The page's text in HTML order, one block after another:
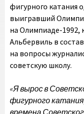
фигурного катания
выигравший
на Олимпиаде-1992,
Альбервиль в
на вопросы
советскую школу.
«Я вырос в
фигурного
времена